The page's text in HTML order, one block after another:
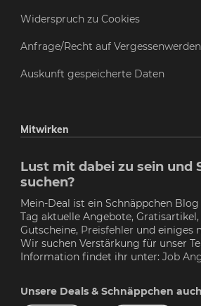
Widerspruch zu Cookies
Anfrage/Recht auf Vergessenwerden
Auskunft gespeicherte Daten
Mitwirken
Lust mit dabei zu sein und
suchen?
Mein-Deal ist ein Schnäppchen
Tag aktuelle Angebote,
Gutscheine, Preisfehler und einiges
Wir suchen Verstärkung für unser
Information findet ihr unter: Job
Unsere Deals & Schnäppchen